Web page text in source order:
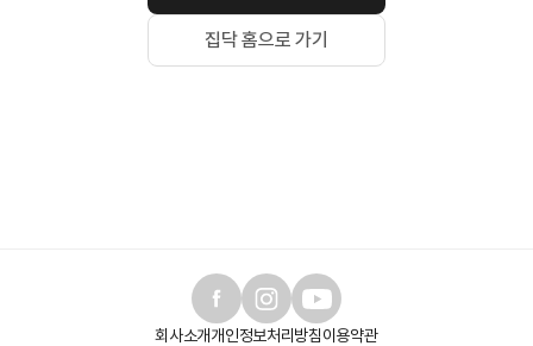
집닥 홈으로 가기
회사소개개인정보처리방침이용약관